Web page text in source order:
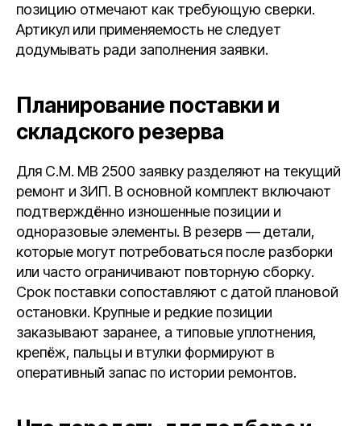
позицию отмечают как требующую сверки.
Артикул или применяемость не следует
додумывать ради заполнения заявки.
Планирование поставки и
складского резерва
Для C.M. MB 2500 заявку разделяют на текущий
ремонт и ЗИП. В основной комплект включают
подтверждённо изношенные позиции и
одноразовые элементы. В резерв — детали,
которые могут потребоваться после разборки
или часто ограничивают повторную сборку.
Срок поставки сопоставляют с датой плановой
остановки. Крупные и редкие позиции
заказывают заранее, а типовые уплотнения,
крепёж, пальцы и втулки формируют в
оперативный запас по истории ремонтов.